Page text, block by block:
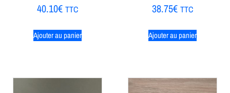
40.10€ TTC
Ajouter au panier
38.75€ TTC
Ajouter au panier